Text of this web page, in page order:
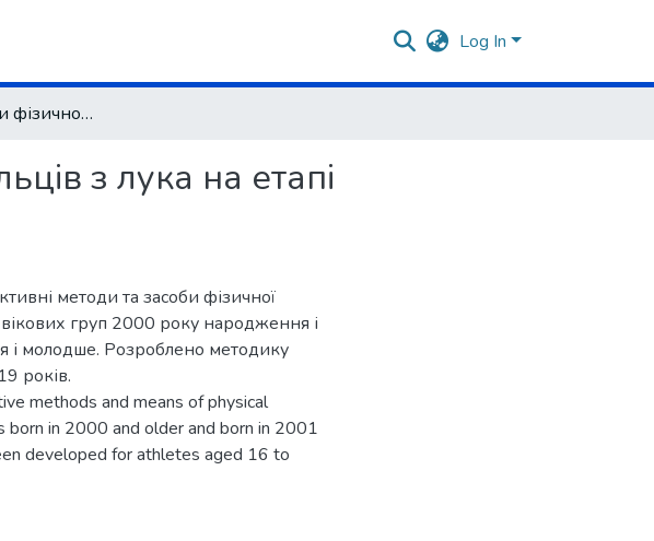
Log In
Засоби і методи фізичної підготовки стрільців з лука на етапі спеціалізованої базової підготовки
з лука на етапі
методи та засоби фізичної
вікових груп 2000 року народження і
і молодше. Розроблено методику
років.
methods and means of physical
born in 2000 and older and born in 2001
developed for athletes aged 16 to